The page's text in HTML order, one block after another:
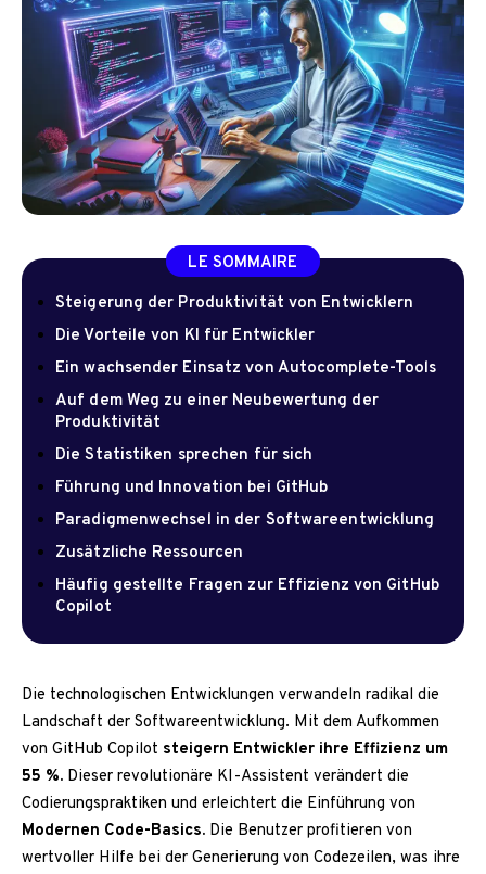
LE SOMMAIRE
Steigerung der Produktivität von Entwicklern
Die Vorteile von KI für Entwickler
Ein wachsender Einsatz von Autocomplete-Tools
Auf dem Weg zu einer Neubewertung der
Produktivität
Die Statistiken sprechen für sich
Führung und Innovation bei GitHub
Paradigmenwechsel in der Softwareentwicklung
Zusätzliche Ressourcen
Häufig gestellte Fragen zur Effizienz von GitHub
Copilot
Die technologischen Entwicklungen verwandeln radikal die
Landschaft der Softwareentwicklung. Mit dem Aufkommen
von GitHub Copilot steigern Entwickler ihre Effizienz um
55 %. Dieser revolutionäre KI-Assistent verändert die
Codierungspraktiken und erleichtert die Einführung von
Modernen Code-Basics. Die Benutzer profitieren von
wertvoller Hilfe bei der Generierung von Codezeilen, was ihre